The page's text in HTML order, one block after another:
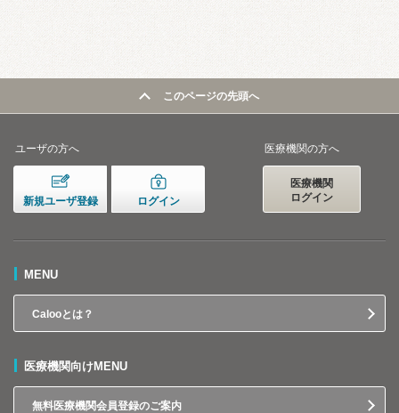
このページの先頭へ
ユーザの方へ
新規ユーザ登録 ログイン
医療機関の方へ
医療機関
ログイン
MENU
Calooとは？
医療機関向けMENU
無料医療機関会員登録のご案内